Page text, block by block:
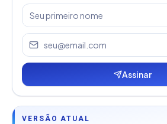
Assinar
VERSÃO ATUAL